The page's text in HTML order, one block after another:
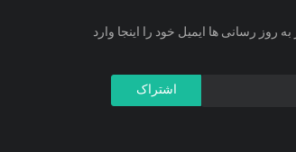
روز رسانی ها ایمیل خود را اینجا وارد
اشتراک